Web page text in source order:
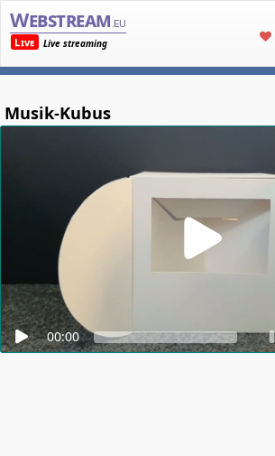
Webstream .eu
Live
Live streaming
Musik-Kubus
00:00